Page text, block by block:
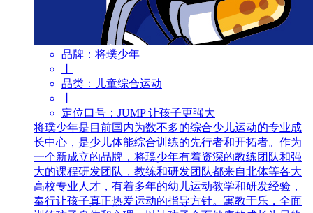
品牌： 将璞少年
品类：
儿童综合运动
定位口号： JUMP 让孩子更强大
将璞少年是目前国内为数不多的综合少儿运动的专业成
长中心，是少儿体能综合训练的先行者和开拓者。作为
一个新成立的品牌，将璞少年有着资深的教练团队和强
大的课程研发团队，教练和研发团队都来自北体等各大
高校专业人才，有着多年的幼儿运动教学和研发经验，
奉行让孩子真正热爱运动的指导方针。寓教于乐，全面